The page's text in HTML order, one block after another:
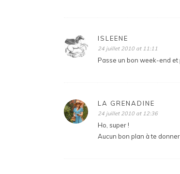
ISLEENE
24 juillet 2010 at 11:11
Passe un bon week-end et
LA GRENADINE
24 juillet 2010 at 12:36
Ho, super !
Aucun bon plan à te